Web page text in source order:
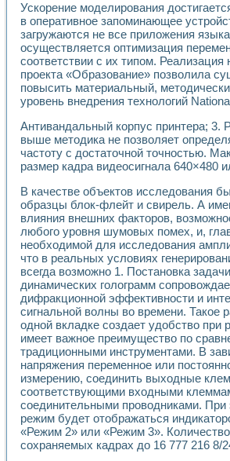
Система управления
Лазерный профилометр
Применение средств
Разработка
Автоматизированный стенд
Высокочувствительные
Установка для измерения
Лабораторный электрический
Микрозондовая система для
Метод траекторий в
Промышленная автоматизация
Автоматизация
Использование систем
Исследование
Применение LabVIEW при
Разработка виртуальных
Система блокировок,
Система сбора данных и
Управление температурой
Разработка программного
Использование технологий
Оборудование для
Автоматизация
Применение измерителя
Исследование
Стенд для исследования
Автоматизация контроля
Измерительный контроль с
Моделирование надежности и
Лабораторные практикумы и
Ускорение моделирования
в оперативное запоминающее
загружаются не все приложения
осуществляется оптимизация
соответствии с их типом. Реализация
проекта «Образование» позволила
повысить материальный,
уровень внедрения технологий
Антивандальный корпус принтера; 3.
выше методика не позволяет
частоту с достаточной точностью.
размер кадра видеосигнала 640×480
В качестве объектов исследования
образцы блок-флейт и свирель. А
влияния внешних факторов,
любого уровня шумовых помех, и,
необходимой для исследования
что в реальных условиях
всегда возможно 1. Постановка
динамических голограмм
дифракционной эффективности и
сигнальной волны во времени. Такое
одной вкладке создает удобство при
имеет важное преимущество по
традиционными инструментами. В
напряжения переменное или
измерению, соединить выходные
соответствующими входными
соединительными проводниками.
режим будет отображаться
«Режим 2» или «Режим 3».
сохраняемых кадрах до 16 777 216 8/